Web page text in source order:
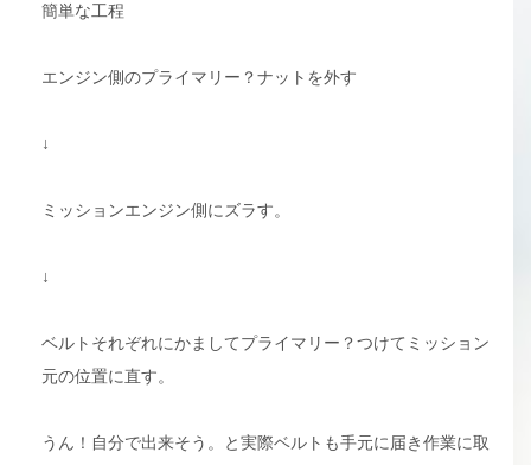
簡単な工程
エンジン側のプライマリー？ナットを外す
↓
ミッションエンジン側にズラす。
↓
ベルトそれぞれにかましてプライマリー？つけてミッション
元の位置に直す。
うん！自分で出来そう。と実際ベルトも手元に届き作業に取